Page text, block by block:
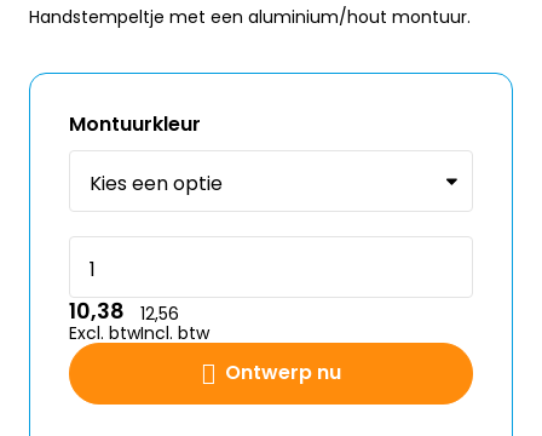
Handstempeltje met een aluminium/hout montuur.
Montuurkleur
Ontwerp nu
10,38
Excl. btw
12,56
Incl. btw